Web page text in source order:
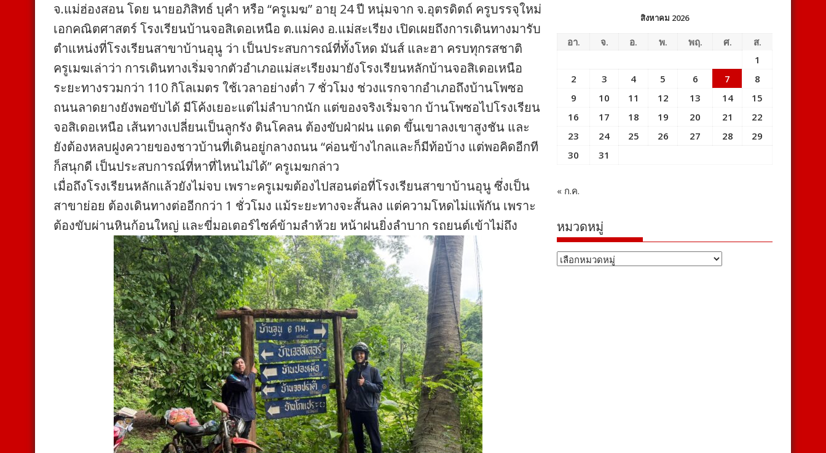
จ.แม่ฮ่องสอน โดย นายอภิสิทธ์ บุคำ หรือ “ครูเมฆ” อายุ 24 ปี หนุ่มจาก จ.อุตรดิตถ์ ครูบรรจุใหม่
เอกคณิตศาสตร์ โรงเรียนบ้านจอสิเดอเหนือ ต.แม่คง อ.แม่สะเรียง เปิดเผยถึงการเดินทางมารับ
ตำแหน่งที่โรงเรียนสาขาบ้านอุนู ว่า เป็นประสบการณ์ที่ทั้งโหด มันส์ และฮา ครบทุกรสชาติ
ครูเมฆเล่าว่า การเดินทางเริ่มจากตัวอำเภอแม่สะเรียงมายังโรงเรียนหลักบ้านจอสิเดอเหนือ
ระยะทางรวมกว่า 110 กิโลเมตร ใช้เวลาอย่างต่ำ 7 ชั่วโมง ช่วงแรกจากอำเภอถึงบ้านโพซอ
ถนนลาดยางยังพอขับได้ มีโค้งเยอะแต่ไม่ลำบากนัก แต่ของจริงเริ่มจาก บ้านโพซอไปโรงเรียน
จอสิเดอเหนือ เส้นทางเปลี่ยนเป็นลูกรัง ดินโคลน ต้องขับฝ่าฝน แดด ขึ้นเขาลงเขาสูงชัน และ
ยังต้องหลบฝูงควายของชาวบ้านที่เดินอยู่กลางถนน “ค่อนข้างไกลและก็มีท้อบ้าง แต่พอคิดอีกที
ก็สนุกดี เป็นประสบการณ์ที่หาที่ไหนไม่ได้” ครูเมฆกล่าว
เมื่อถึงโรงเรียนหลักแล้วยังไม่จบ เพราะครูเมฆต้องไปสอนต่อที่โรงเรียนสาขาบ้านอุนู ซึ่งเป็น
สาขาย่อย ต้องเดินทางต่ออีกกว่า 1 ชั่วโมง แม้ระยะทางจะสั้นลง แต่ความโหดไม่แพ้กัน เพราะ
ต้องขับผ่านหินก้อนใหญ่ และขี่มอเตอร์ไซค์ข้ามลำห้วย หน้าฝนยิ่งลำบาก รถยนต์เข้าไม่ถึง
สิงหาคม 2026
อา. จ. อ. พ. พฤ. ศ.
ส.
1
2
3 4 5 6 7
8
9
10 11 12 13 14
15
16
17 18 19 20 21
22
23
24 25 26 27 28
29
30
31
« ก.ค.
หมวดหมู่
หมวด